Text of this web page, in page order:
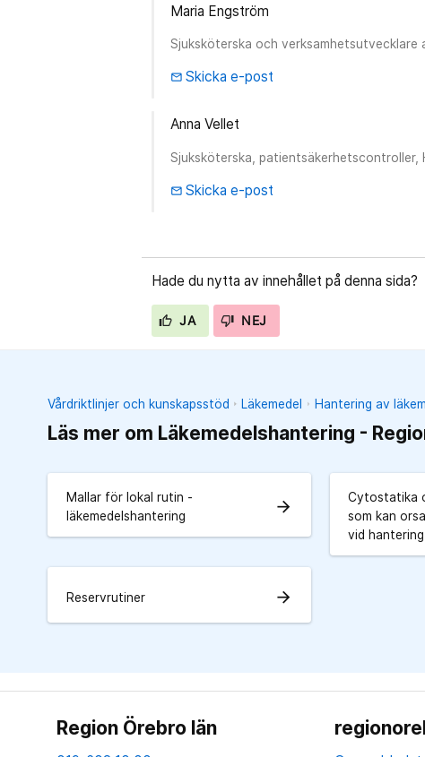
Maria Engström
Sjuksköterska och verksamhetsutvecklare
email Skicka e-post
Anna Vellet
Sjuksköterska,
email Skicka e-post
Hade du nytta av innehållet på denna sida?
JA NEJ
Vårdriktlinjer och kunskapsstöd Läkemedel Hantering av
Läs mer om Läkemedelshantering -
Mallar för lokal rutin -
läkemedelshantering
arrow_forward
Cytostatika
som kan
vid
Reservrutiner arrow_forward
Region Örebro län